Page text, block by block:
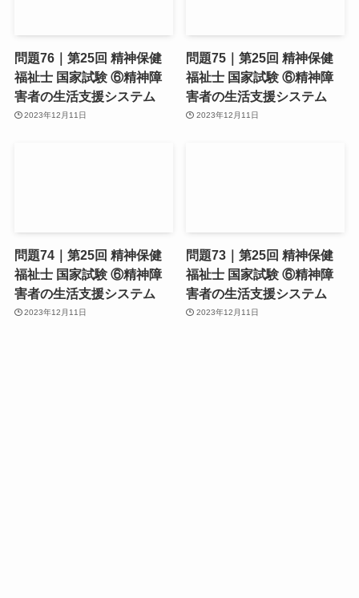
問題76｜第25回 精神保健
福祉士 国家試験 ⑥精神障
害者の生活支援システム
2023年12月11日
問題75｜第25回 精神保健
福祉士 国家試験 ⑥精神障
害者の生活支援システム
2023年12月11日
問題74｜第25回 精神保健
福祉士 国家試験 ⑥精神障
害者の生活支援システム
2023年12月11日
問題73｜第25回 精神保健
福祉士 国家試験 ⑥精神障
害者の生活支援システム
2023年12月11日